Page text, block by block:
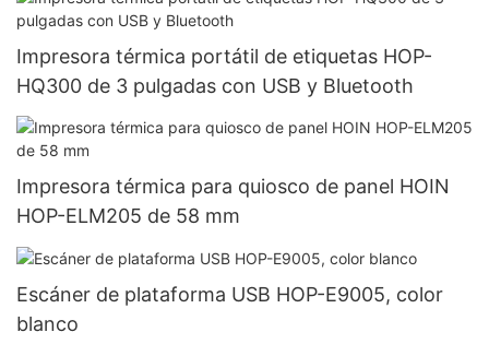
Impresora térmica portátil de etiquetas HOP-
HQ300 de 3 pulgadas con USB y Bluetooth
Impresora térmica para quiosco de panel HOIN
HOP-ELM205 de 58 mm
Escáner de plataforma USB HOP-E9005, color
blanco